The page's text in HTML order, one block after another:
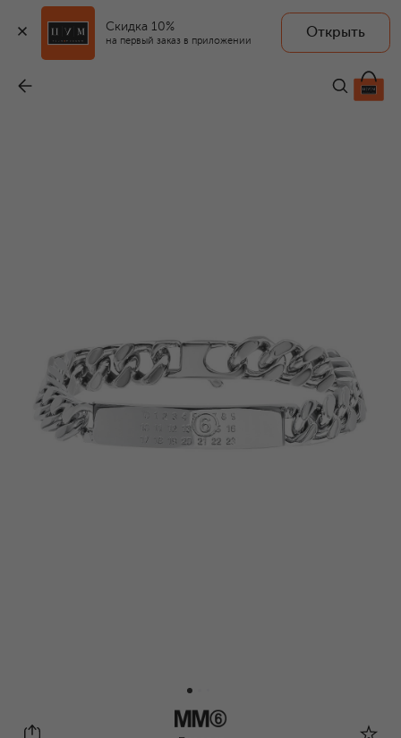
Скидка 10%
на первый заказ в приложении
Открыть